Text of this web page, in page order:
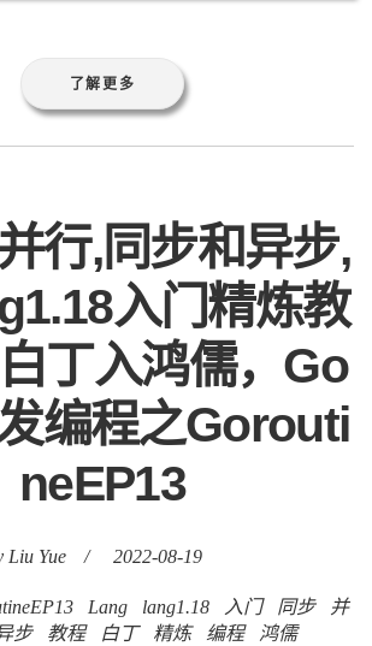
了解更多
行,同步和异步,
入门精炼教
丁入鸿儒，Go
编程之Gorouti
neEP13
Liu Yue / 2022-08-19
Lang lang1.18 入门 同步
并
步 教程 白丁 精炼 编程 鸿儒